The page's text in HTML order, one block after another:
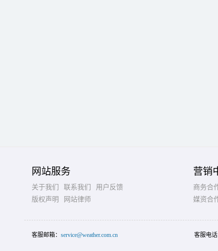
网站服务
关于我们 联系我们
用户反馈
版权声明
网站律师
营销
商务合
媒资合
客服邮箱： service@weather.com.cn 客服电